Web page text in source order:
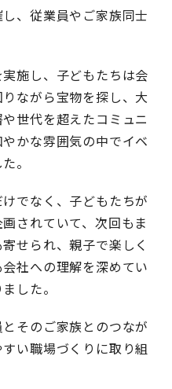
、従業員やご家族同士
施し、子どもたちは会
ながら宝物を探し、大
世代を超えたコミュニ
かな雰囲気の中でイベ
。
でなく、子どもたちが
されていて、次回もま
せられ、親子で楽しく
社への理解を深めてい
した。
そのご家族とのつなが
い職場づくりに取り組